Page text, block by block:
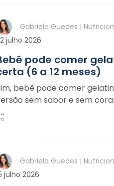
Gabriela Guedes |
julho 2026
pode comer
(6 a 12 meses)
bebê pode comer
sem sabor e sem
Gabriela Guedes |
julho 2026